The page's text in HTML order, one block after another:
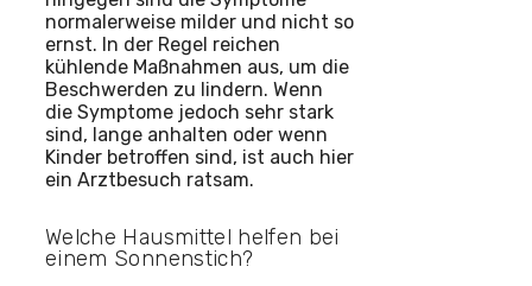
normalerweise milder und nicht so
ernst. In der Regel reichen
kühlende Maßnahmen aus, um die
Beschwerden zu lindern. Wenn
die Symptome jedoch sehr stark
sind, lange anhalten oder wenn
Kinder betroffen sind, ist auch hier
ein Arztbesuch ratsam.
Welche Hausmittel helfen bei
einem Sonnenstich?